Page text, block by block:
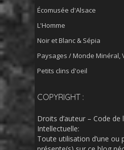
Écomusée d'Alsace
L'Homme
Noir et Blanc & Sépia
Paysages / Monde Minéral,
Petits clins d'oeil
COPYRIGHT :
Droits d’auteur – Code de
Intellectuelle:
Toute utilisation d’une ou